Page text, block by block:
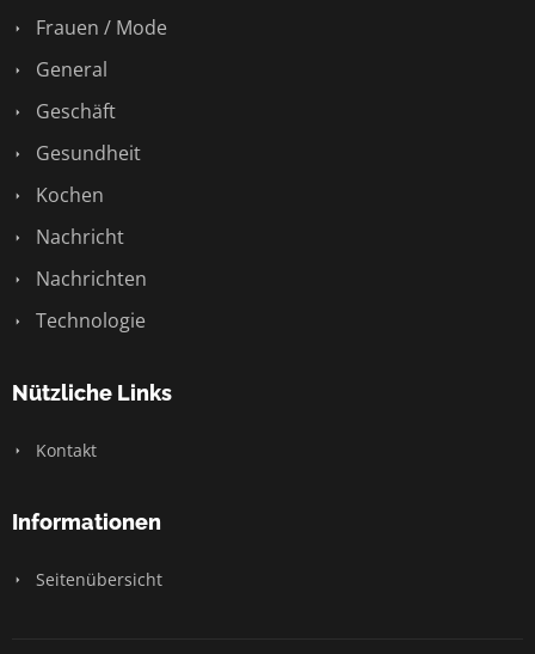
Frauen / Mode
General
Geschäft
Gesundheit
Kochen
Nachricht
Nachrichten
Technologie
Nützliche Links
Kontakt
Informationen
Seitenübersicht